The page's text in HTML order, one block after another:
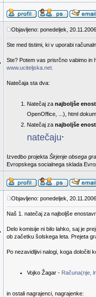
Objavljeno: ponedeljek,
Ste med tistimi, ki v uporabi
Ste? Potem vas prisrčno vabimo in
www.uciteljska.net.
Natečaja sta dva:
Natečaj za najboljše
OpenOffice, ...), html
Natečaj za najboljše
natečaju.
Izvedbo projekta Širjenje obsega
Evropskega socialnega sklada
Objavljeno: ponedeljek,
Naš 1. natečaj za najboljše
Delo komisije ni bilo lahko, saj je
ob začetku šolskega leta. Prejeta
Po nezavidljivi nalogi, koga določiti
Vojko Žagar - Računa(nje,
in ostali nagrajenci, nagrajenke: